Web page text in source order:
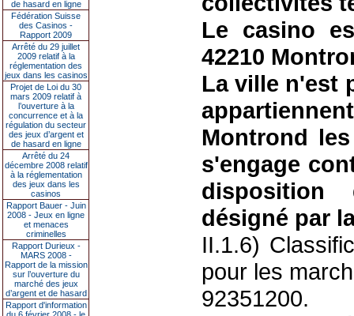
de hasard en ligne
Fédération Suisse
des Casinos -
Rapport 2009
Arrêté du 29 juillet
2009 relatif à la
réglementation des
jeux dans les casinos
Projet de Loi du 30
mars 2009 relatif à
l’ouverture à la
concurrence et à la
régulation du secteur
des jeux d’argent et
de hasard en ligne
Arrêté du 24
décembre 2008 relatif
à la réglementation
des jeux dans les
casinos
Rapport Bauer - Juin
2008 - Jeux en ligne
et menaces
criminelles
Rapport Durieux -
MARS 2008 -
Rapport de la mission
sur l’ouverture du
marché des jeux
d’argent et de hasard
Rapport d'information
Le casino
42210
La ville n'est
Montrond
s'engage
désigné par
II.1.6)
pour les
92351200.